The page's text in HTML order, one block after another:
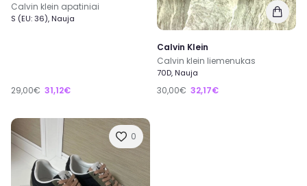
Calvin klein apatiniai
S (EU: 36), Nauja
29,00€ 31,12€
Calvin Klein
Calvin klein liemenukas
70D, Nauja
30,00€ 32,17€
0